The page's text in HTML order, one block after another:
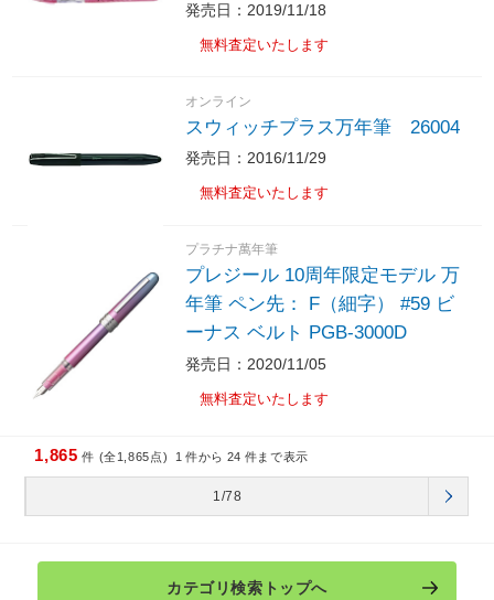
発売日：2019/11/18
無料査定いたします
オンライン
スウィッチプラス万年筆 26004
発売日：2016/11/29
無料査定いたします
プラチナ萬年筆
プレジール 10周年限定モデル 万
年筆 ペン先： F（細字） #59 ビ
ーナス ベルト PGB-3000D
発売日：2020/11/05
無料査定いたします
1,865 件 (全1,865点) 1 件から 24 件まで表示
1/78
カテゴリ検索トップへ